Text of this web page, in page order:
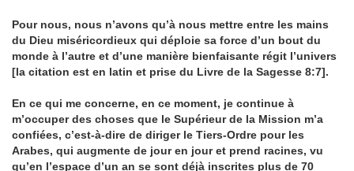
Pour nous, nous n’avons qu’à nous mettre entre les mains
du Dieu miséricordieux qui déploie sa force d’un bout du
monde à l’autre et d’une manière bienfaisante régit l’univers
[la citation est en latin et prise du Livre de la Sagesse 8:7].
En ce qui me concerne, en ce moment, je continue à
m’occuper des choses que le Supérieur de la Mission m’a
confiées, c’est-à-dire de diriger le Tiers-Ordre pour les
Arabes, qui augmente de jour en jour et prend racines, vu
qu’en l’espace d’un an se sont déjà inscrites plus de 70